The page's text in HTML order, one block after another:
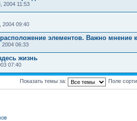
2004 11:53
2004 09:40
элементов. Важно мнение
2004 06:33
жизнь
07:40
Показать темы за: Поле